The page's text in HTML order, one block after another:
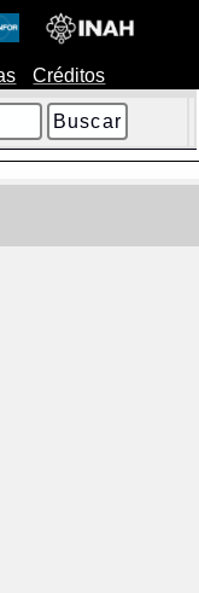
Créditos